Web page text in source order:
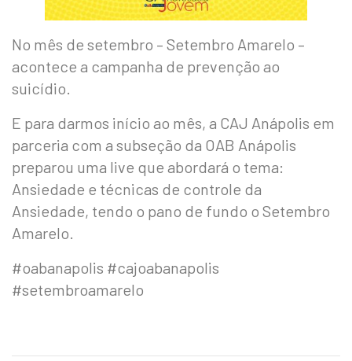
No mês de setembro – Setembro Amarelo –
acontece a campanha de prevenção ao
suicídio.
E para darmos início ao mês, a CAJ Anápolis em
parceria com a subseção da OAB Anápolis
preparou uma live que abordará o tema:
Ansiedade e técnicas de controle da
Ansiedade, tendo o pano de fundo o Setembro
Amarelo.
#oabanapolis #cajoabanapolis
#setembroamarelo